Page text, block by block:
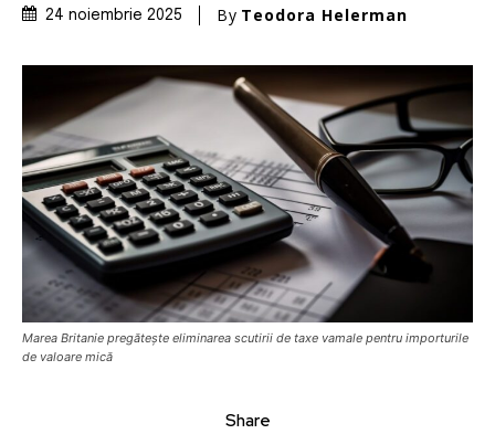
24 noiembrie 2025 By Teodora Helerman
Marea Britanie pregătește eliminarea scutirii de taxe vamale pentru importurile
de valoare mică
Share